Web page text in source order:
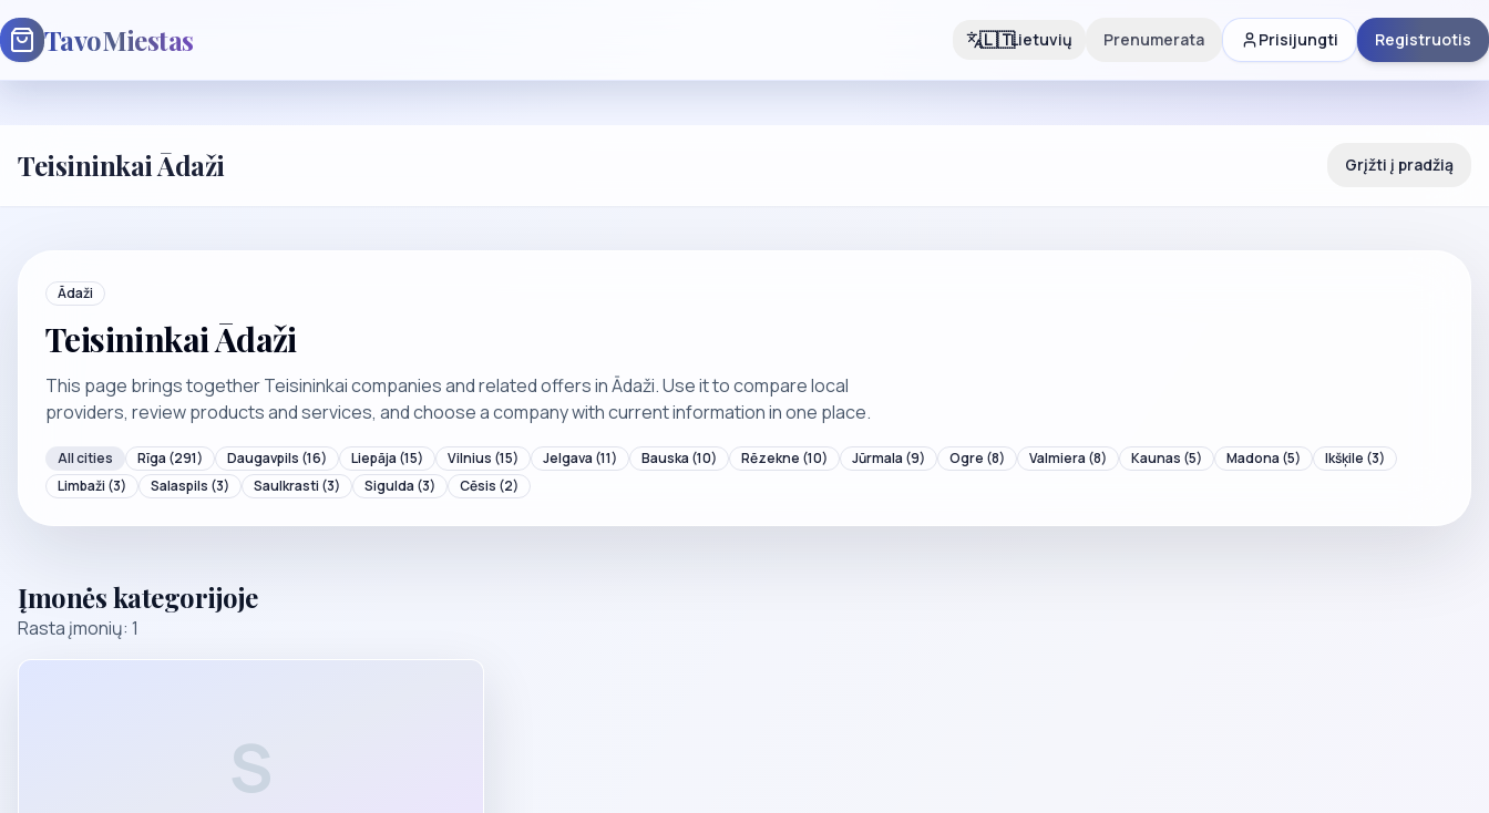
TavoMiestas 🇱🇹Lietuvių Prenumerata Prisijungti Registruotis
Teisininkai Ādaži Grįžti į pradžią
Ādaži
Teisininkai Ādaži
This page brings together Teisininkai companies and related offers in Ādaži. Use it to compare local
providers, review products and services, and choose a company with current information in one place.
All cities Rīga (291) Daugavpils (16) Liepāja (15) Vilnius (15) Jelgava (11) Bauska (10) Rēzekne (10) Jūrmala (9) Ogre (8) Valmiera (8) Kaunas (5) Madona (5) Ikšķile (3)
Limbaži (3) Salaspils (3) Saulkrasti (3) Sigulda (3) Cēsis (2)
Įmonės kategorijoje
Rasta įmonių: 1
S